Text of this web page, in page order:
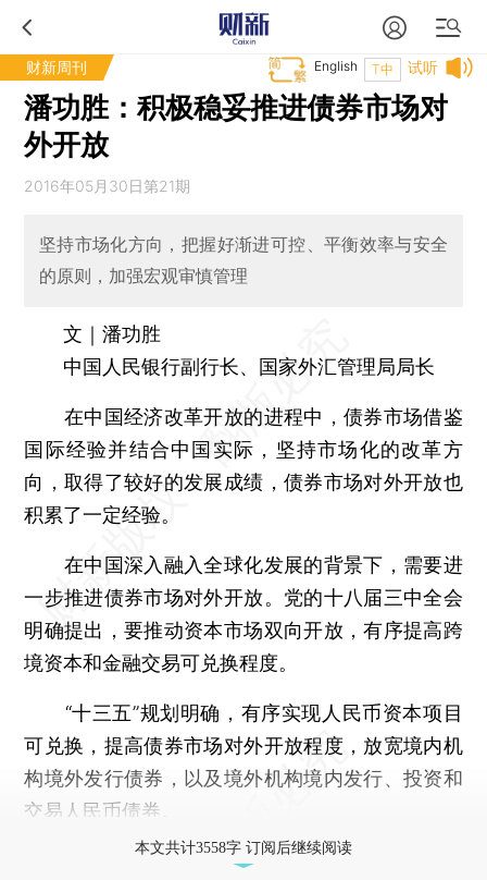
财新周刊 试听
T中
English
潘功胜：积极稳妥推进债券市场对
外开放
2016年05月30日第21期
坚持市场化方向，把握好渐进可控、平衡效率与安全
的原则，加强宏观审慎管理
文｜潘功胜
中国人民银行副行长、国家外汇管理局局长
在中国经济改革开放的进程中，债券市场借鉴
国际经验并结合中国实际，坚持市场化的改革方
向，取得了较好的发展成绩，债券市场对外开放也
积累了一定经验。
在中国深入融入全球化发展的背景下，需要进
一步推进债券市场对外开放。党的十八届三中全会
明确提出，要推动资本市场双向开放，有序提高跨
境资本和金融交易可兑换程度。
“十三五”规划明确，有序实现人民币资本项目
可兑换，提高债券市场对外开放程度，放宽境内机
构境外发行债券，以及境外机构境内发行、投资和
交易人民币债券。
本文共计3558字 订阅后继续阅读